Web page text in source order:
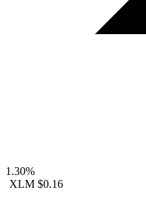
1.30%
XLM $0.16